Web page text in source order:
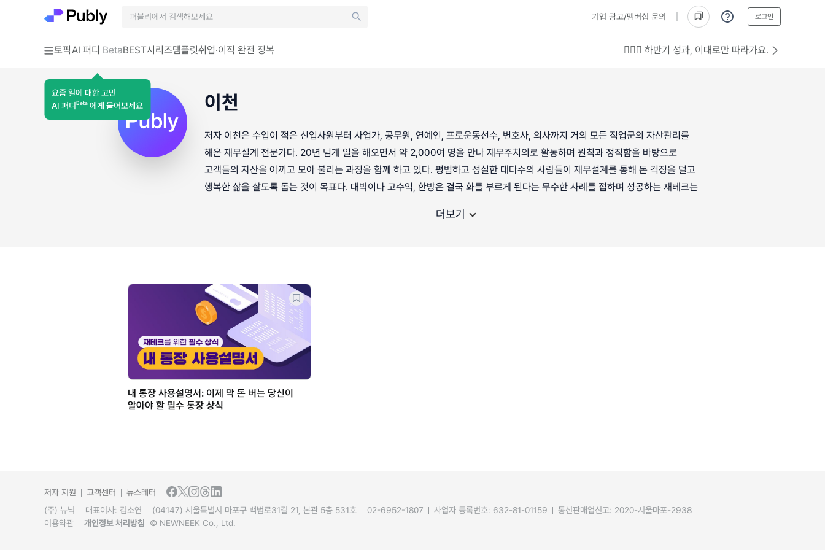
기업 광고/멤버십 문의 로그인
토픽AI 퍼디 Beta
요즘 일에 대한 고민
AI 퍼디 Beta 에게 물어보세요
BEST시리즈템플릿취업·이직 완전 정복 💁🏻‍♂️ 하반기 성과, 이대로만 따라가요.
이천
저자 이천은 수입이 적은 신입사원부터 사업가, 공무원, 연예인, 프로운동선수, 변호사, 의사까지 거의 모든 직업군의 자산관리를
해온 재무설계 전문가다. 20년 넘게 일을 해오면서 약 2,000여 명을 만나 재무주치의로 활동하며 원칙과 정직함을 바탕으로
고객들의 자산을 아끼고 모아 불리는 과정을 함께 하고 있다. 평범하고 성실한 대다수의 사람들이 재무설계를 통해 돈 걱정을 덜고
행복한 삶을 살도록 돕는 것이 목표다. 대박이나 고수익, 한방은 결국 화를 부르게 된다는 무수한 사례를 접하며 성공하는 재테크는
더보기
내 통장 사용설명서: 이제 막 돈 버는 당신이
알아야 할 필수 통장 상식
저자 지원 고객센터
뉴스레터
(주) 뉴닉
대표이사: 김소연 (04147) 서울특별시 마포구 백범로31길 21, 본관 5층 531호 02-6952-1807 사업자 등록번호: 632-81-01159
통신판매업신고: 2020-서울마포-2938
이용약관
개인정보 처리방침 © NEWNEEK Co., Ltd.